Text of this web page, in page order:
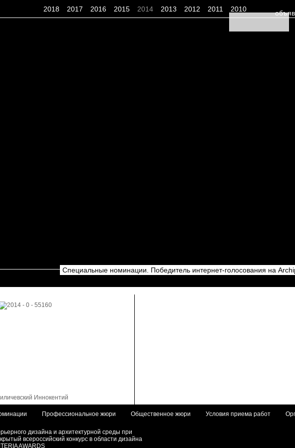
2018 2017 2016 2015 2014 2013 2012 2011 2010
Специальные номинации. Победитель интернет-голосования на
Иннокентий
Профессиональное жюри Общественное жюри Условия приема работ
дизайна и архитектурной среды при
всероссийский конкурс в области дизайна
AWARDS